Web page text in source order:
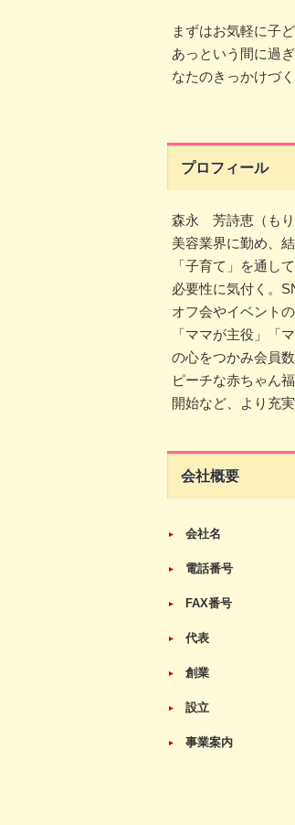
まずはお気軽に子
あっという間に過
なたのきっかけづ
プロフィール
森永 芳詩恵（も
美容業界に勤め、
「子育て」を通し
必要性に気付く。
オフ会やイベント
「ママが主役」「
の心をつかみ会員
ピーチな赤ちゃん
開始など、より充
会社概要
会社名
電話番号
FAX番号
代表
創業
設立
事業案内